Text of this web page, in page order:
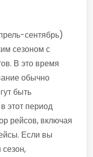
сентябрь)
сезоном с
В это время
обычно
быть
этот период
рейсов, включая
Если вы